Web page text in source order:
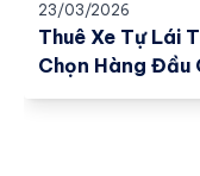
23/03/2026
Thuê Xe Tự Lái
Chọn Hàng Đầu